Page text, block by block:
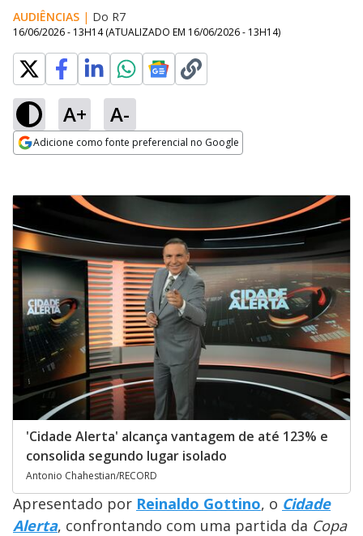
AUDIÊNCIAS | Do R7
16/06/2026 - 13H14 (ATUALIZADO EM 16/06/2026 - 13H14)
A+ A-
Adicione como fonte preferencial no Google
'Cidade Alerta' alcança vantagem de até 123% e
consolida segundo lugar isolado
Antonio Chahestian/RECORD
Apresentado por Reinaldo Gottino, o Cidade
Alerta, confrontando com uma partida da Copa